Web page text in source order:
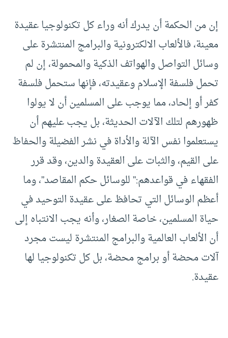
إن من الحكمة أن يدرك أنه وراء كل تكنولوجيا عقيدة
معينة، فالألعاب الالكترونية والبرامج المنتشرة على
وسائل التواصل والهواتف الذكية والمحمولة، إن لم
تحمل فلسفة الإسلام وعقيدته، فإنها ستحمل فلسفة
كفر أو إلحاد، مما يوجب على المسلمين أن لا يولوا
ظهورهم لتلك الآلات الحديثة، بل يجب عليهم أن
يستعلموا نفس الآلة والأداة في نشر الفضيلة والحفاظ
على القيم، والثبات على العقيدة والدين، وقد قرر
الفقهاء في قواعدهم:” للوسائل حكم المقاصد”، وما
أعظم الوسائل التي تحافظ على عقيدة التوحيد في
حياة المسلمين، خاصة الصغار، وأنه يجب الانتباه إلى
أن الألعاب العالمية والبرامج المنتشرة ليست مجرد
آلات محضة أو برامج محضة، بل كل تكنولوجيا لها
عقيدة.